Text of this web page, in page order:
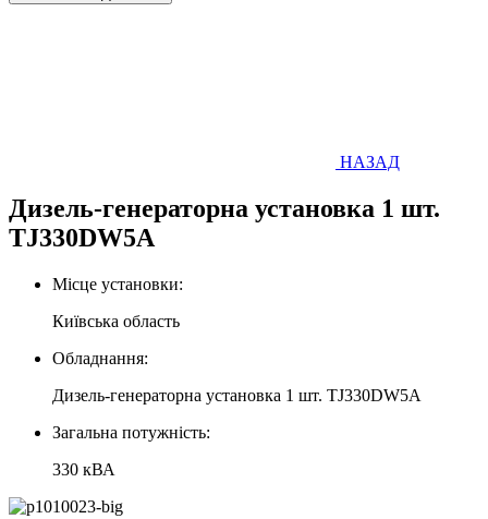
НАЗАД
Дизель-генераторна установка 1 шт.
TJ330DW5A
Місце установки:
Київська область
Обладнання:
Дизель-генераторна установка 1 шт. TJ330DW5A
Загальна потужність:
330 кВА